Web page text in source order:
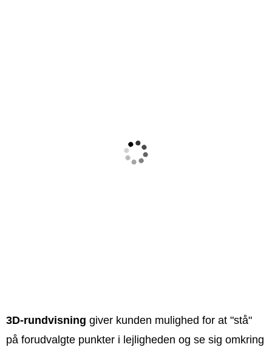
3D-rundvisning giver kunden mulighed for at "stå"
på forudvalgte punkter i lejligheden og se sig omkring